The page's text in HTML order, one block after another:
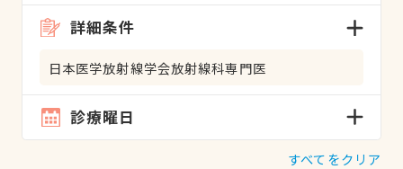
詳細条件
日本医学放射線学会放射線科専門医
診療曜日
すべてをクリア